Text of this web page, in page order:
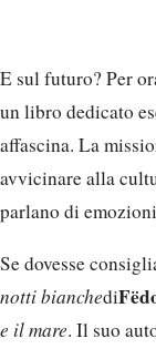
E sul futuro? Per
un libro dedicato
affascina. La
avvicinare alla
parlano di
Se dovesse
notti bianchedi
e il mare. Il suo